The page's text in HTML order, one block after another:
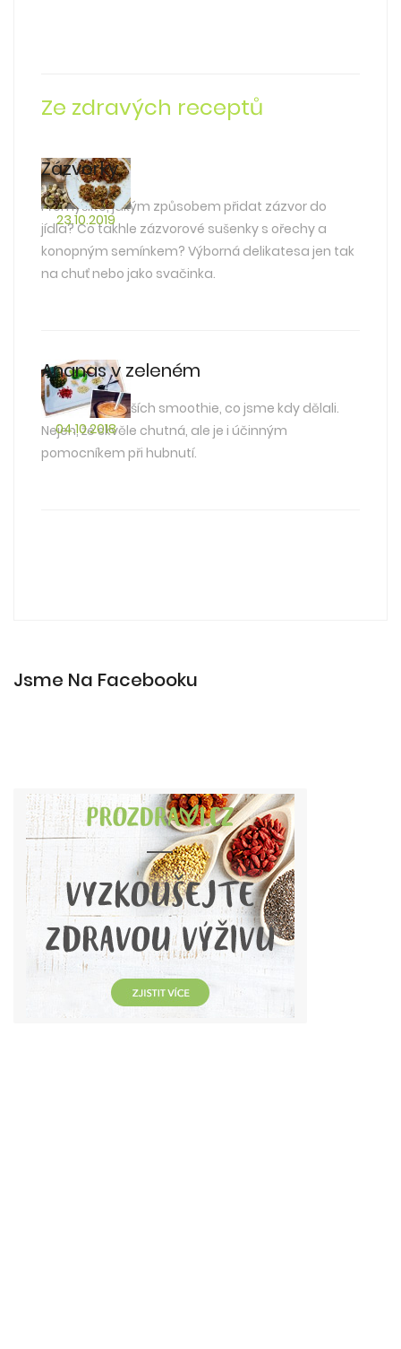
Ze zdravých receptů
23.10.2019
Zázvorky
Přemýšlíte, jakým způsobem přidat zázvor do
jídla? Co takhle zázvorové sušenky s ořechy a
konopným semínkem? Výborná delikatesa jen tak
na chuť nebo jako svačinka.
04.10.2018
Ananas v zeleném
Jedno z nejlepších smoothie, co jsme kdy dělali.
Nejen, že skvěle chutná, ale je i účinným
pomocníkem při hubnutí.
Jsme Na Facebooku